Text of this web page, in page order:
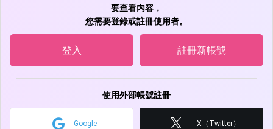
要查看內容，
您需要登錄或註冊使用者。
登入 註冊新帳號
使用外部帳號註冊
Google X（Twitter）